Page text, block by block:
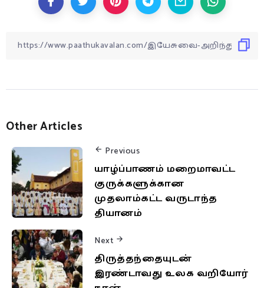
Other Articles
Previous
யாழ்ப்பாணம் மறைமாவட்ட
குருக்களுக்கான
முதலாம்கட்ட வருடாந்த
தியானம்
Next
திருத்தந்தையுடன்
இரண்டாவது உலக வறியோர்